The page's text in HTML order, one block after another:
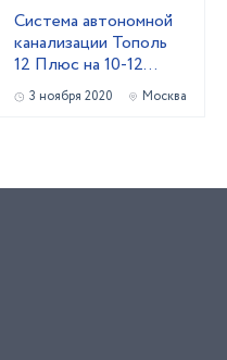
Система автономной
канализации Тополь
12 Плюс на 10-12
проживающих
3 ноября 2020 Москва